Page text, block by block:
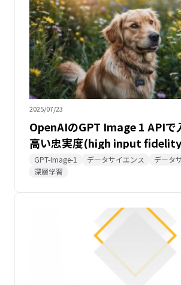
2025/07/23
OpenAIのGPT Image 1 APIで
高い忠実度(high input
成を試してみた
GPT-Image-1 データサイエンス
データ
深層学習